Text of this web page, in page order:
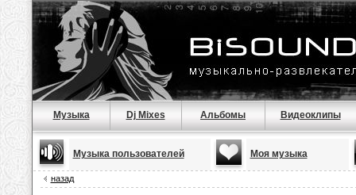
Музыка Dj Mixes Альбомы Видеоклипы
Музыка пользователей Моя музыка
назад